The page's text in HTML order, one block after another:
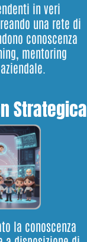
in veri
una rete di
conoscenza
mentoring
Strategica
la conoscenza